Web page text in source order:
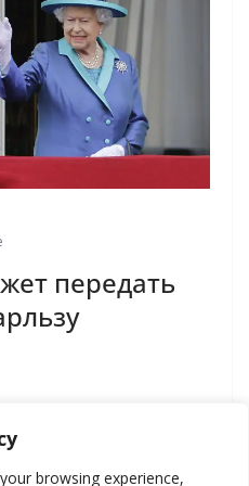
browsing experience,
передать